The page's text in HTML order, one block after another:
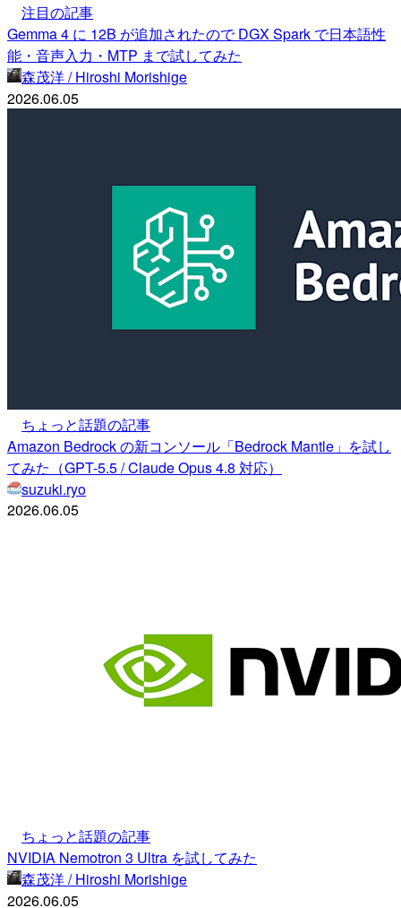
注目の記事
Gemma 4 に 12B が追加されたので DGX Spark で日本語性
能・音声入力・MTP まで試してみた
森茂洋 / Hiroshi Morishige
2026.06.05
ちょっと話題の記事
Amazon Bedrock の新コンソール「Bedrock Mantle」を試し
てみた（GPT-5.5 / Claude Opus 4.8 対応）
suzuki.ryo
2026.06.05
ちょっと話題の記事
NVIDIA Nemotron 3 Ultra を試してみた
森茂洋 / Hiroshi Morishige
2026.06.05